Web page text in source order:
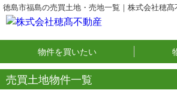
徳島市福島の売買土地・売地一覧｜株式会社穂髙
物件を買いたい
売買土地物件一覧